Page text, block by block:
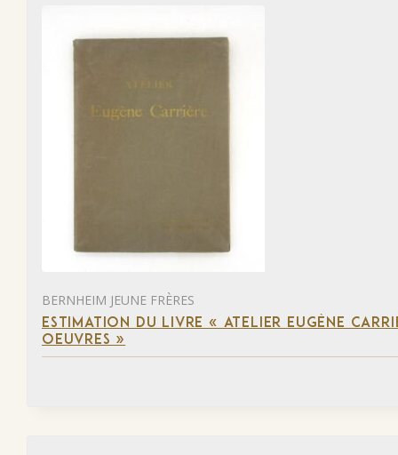
BERNHEIM JEUNE FRÈRES
ESTIMATION DU LIVRE « ATELIER EUGÈNE
OEUVRES »